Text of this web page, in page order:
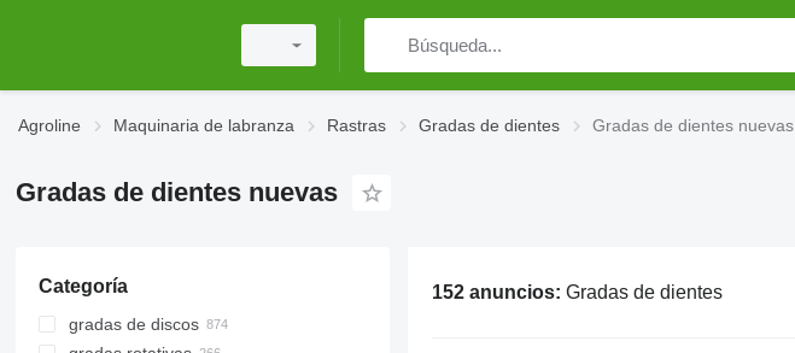
Agroline Maquinaria de labranza Rastras Gradas de dientes Gradas de dientes nuevas
Gradas de dientes nuevas
Categoría
gradas de discos
152 anuncios: Gradas de dientes